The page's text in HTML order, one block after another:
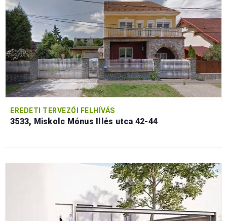
EREDETI TERVEZŐI FELHÍVÁS
3533, Miskolc Mónus Illés utca 42-44